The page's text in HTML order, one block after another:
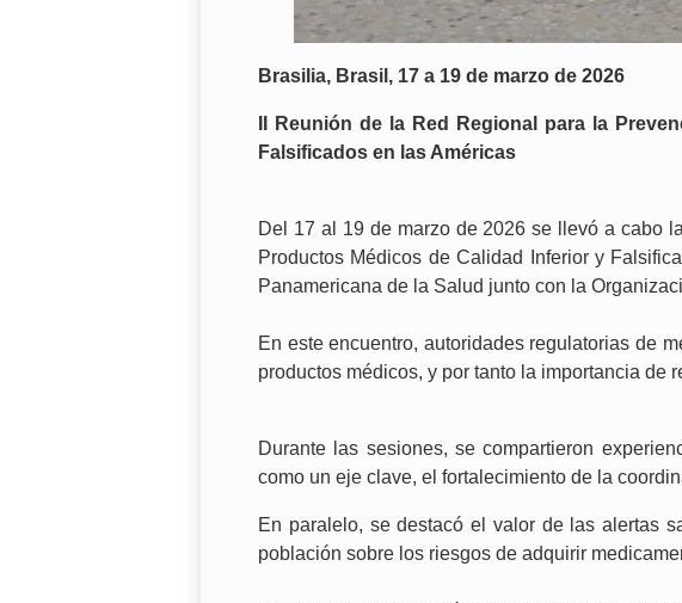
Brasilia, Brasil, 17 a 19 de marzo de 2026
II Reunión de la Red Regional para la
Falsificados en las Américas
Del 17 al 19 de marzo de 2026 se llevó a cabo
Productos Médicos de Calidad Inferior y
Panamericana de la Salud junto con la
En este encuentro, autoridades regulatorias de
productos médicos, y por tanto la importancia de
Durante las sesiones, se compartieron
como un eje clave, el fortalecimiento de la
En paralelo, se destacó el valor de las alertas
población sobre los riesgos de adquirir